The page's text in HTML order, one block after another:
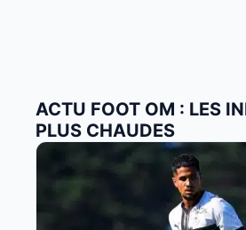
ACTU FOOT OM : LES
PLUS CHAUDES